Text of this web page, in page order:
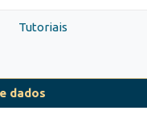
Tutoriais
dados